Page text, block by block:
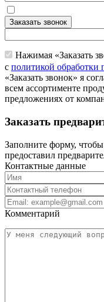
Заказать звонок
Нажимая «Заказать
с политикой обработки
«Заказать звонок» я
всем ассортименте
предложениях от
Заказать
Заполните форму,
предоставил
Контактные данные
Комментарий